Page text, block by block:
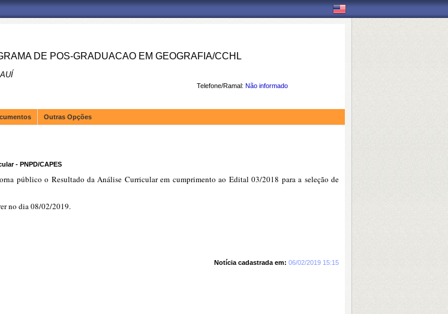
DE POS-GRADUACAO EM GEOGRAFIA/CCHL
Telefone/Ramal: Não informado
Outras Opções
- PNPD/CAPES
público o Resultado da Análise Curricular em cumprimento ao Edital 03/2018 para a seleção de
no dia 08/02/2019.
Notícia cadastrada em: 06/02/2019 15:15